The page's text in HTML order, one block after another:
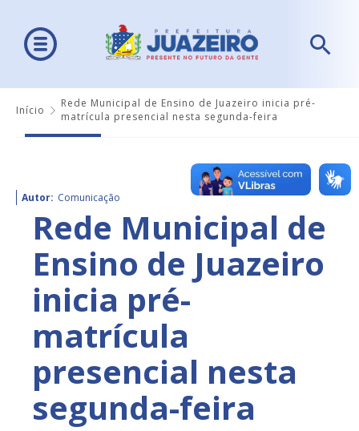
Início
Rede Municipal de Ensino de Juazeiro inicia pré-
matrícula presencial nesta segunda-feira
Autor: Comunicação
Rede Municipal de
Ensino de Juazeiro
inicia pré-
matrícula
presencial nesta
segunda-feira